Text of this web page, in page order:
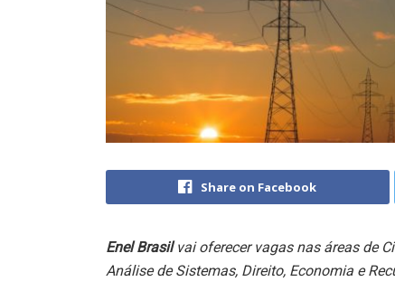
Share on Facebook
Enel Brasilvai oferecer vagas nas áreas de
Análise de Sistemas, Direito, Economia e